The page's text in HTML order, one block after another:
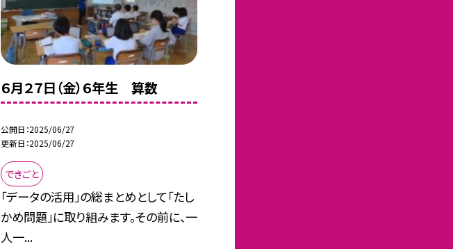
６月２７日（金）６年生 算数
公開日 2025/06/27
更新日 2025/06/27
できごと
「データの活用」の総まとめとして「たし
かめ問題」に取り組みます。その前に、一
人一...